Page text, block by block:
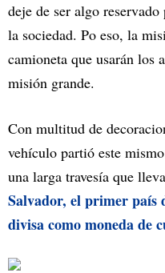
deje de ser algo
la sociedad. Po eso, la
camioneta que usarán los
misión grande.
Con multitud de
vehículo partió este
una larga travesía que
Salvador, el primer país
divisa como moneda de